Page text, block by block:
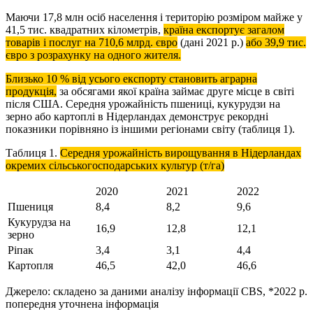
Маючи 17,8 млн осіб населення і територію розміром майже у
41,5 тис. квадратних кілометрів, країна експортує загалом
товарів і послуг на 710,6 млрд. євро (дані 2021 р.) або 39,9 тис.
євро з розрахунку на одного жителя.
Близько 10 % від усього експорту становить аграрна
продукція, за обсягами якої країна займає друге місце в світі
після США. Середня урожайність пшениці, кукурудзи на
зерно або картоплі в Нідерландах демонструє рекордні
показники порівняно із іншими регіонами світу (таблиця 1).
Таблиця 1. Середня урожайність вирощування в Нідерландах
окремих сільськогосподарських культур (т/га)
2020 2021
2022
Пшениця
8,4 8,2
9,6
Кукурудза на
зерно
16,9 12,8
12,1
Ріпак
3,4 3,1
4,4
Картопля
46,5 42,0 46,6
Джерело: складено за даними аналізу інформації CBS, *2022 р.
попередня уточнена інформація